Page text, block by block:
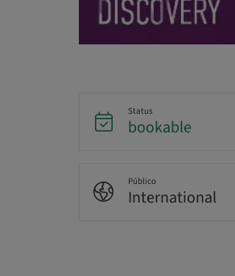
Status
bookable
Público
International